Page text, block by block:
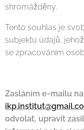
shromážděny.
Tento souhlas je
subjektu údajů,
se zpracováním
Zasláním e-mailu
odvolat, upravit